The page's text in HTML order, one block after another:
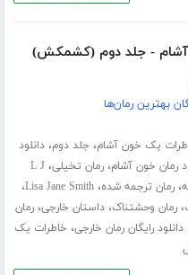
آشام - جلد دوم (کشمکش)
بهترین رمان‌ها
یک خون آشام، جلد دوم،دانلود
رمان خون آشام،رمان تخیلی، L J
،رمان ترجمه شده،Lisa Jane Smith،
،رمان وحشتناک،داستان خارجی،رمان
دانلود رایگان رمان خارجی، خاطرات یک